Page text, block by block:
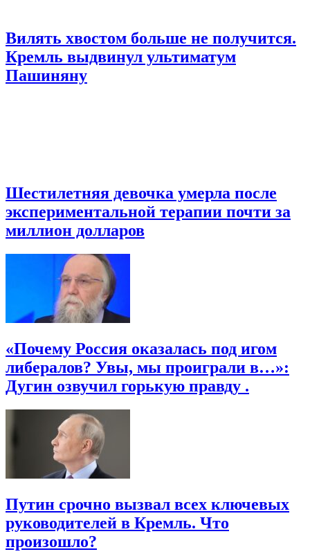
Вилять хвостом больше не получится.
Кремль выдвинул ультиматум
Пашиняну
Шестилетняя девочка умерла после
экспериментальной терапии почти за
миллион долларов
«Почему Россия оказалась под игом
либералов? Увы, мы проиграли в…»:
Дугин озвучил горькую правду .
Путин срочно вызвал всех ключевых
руководителей в Кремль. Что
произошло?